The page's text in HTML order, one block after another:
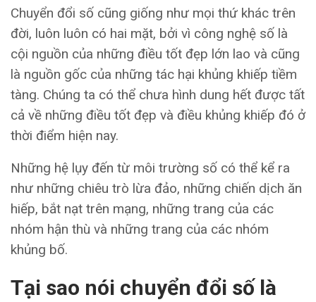
Chuyển đổi số cũng giống như mọi thứ khác trên
đời, luôn luôn có hai mặt, bởi vì công nghệ số là
cội nguồn của những điều tốt đẹp lớn lao và cũng
là nguồn gốc của những tác hại khủng khiếp tiềm
tàng. Chúng ta có thể chưa hình dung hết được tất
cả về những điều tốt đẹp và điều khủng khiếp đó ở
thời điểm hiện nay.
Những hệ lụy đến từ môi trường số có thể kể ra
như những chiêu trò lừa đảo, những chiến dịch ăn
hiếp, bắt nạt trên mạng, những trang của các
nhóm hận thù và những trang của các nhóm
khủng bố.
Tại sao nói chuyển đổi số là